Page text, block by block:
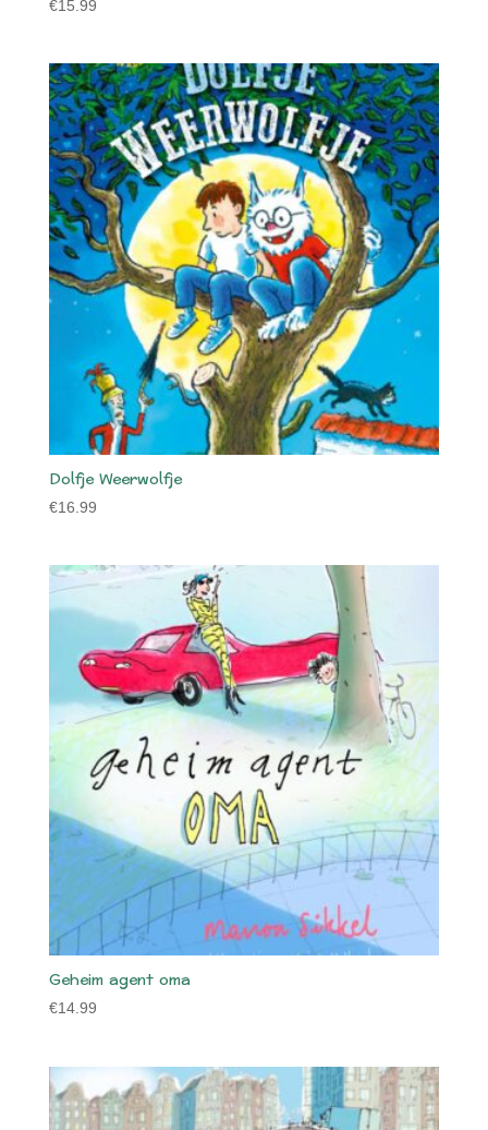
€15.99
Dolfje Weerwolfje
€16.99
Geheim agent oma
€14.99